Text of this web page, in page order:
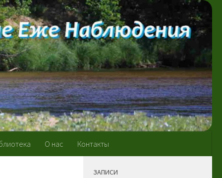
О нас Контакты
ЗАПИСИ